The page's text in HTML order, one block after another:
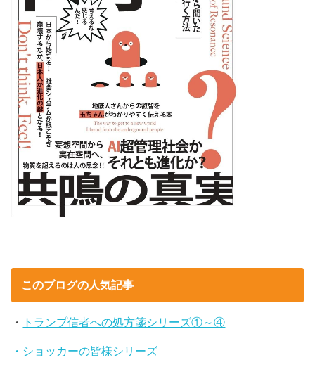
このブログの人気記事
・ トランプ信者への処方箋シリーズ①～④
・ショッカーの皆様シリーズ